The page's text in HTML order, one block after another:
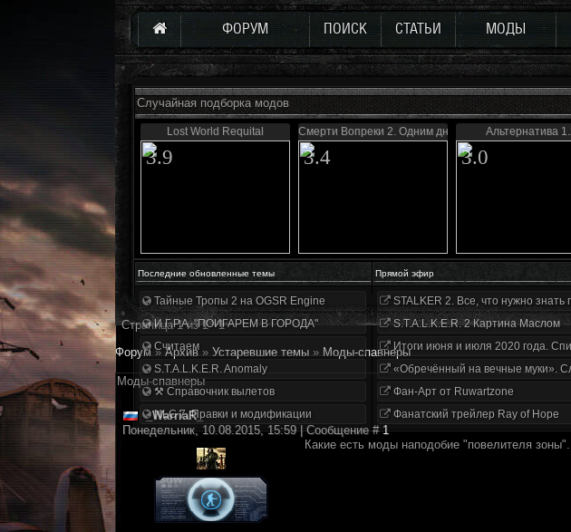
ФОРУМ ПОИСК СТАТЬИ МОДЫ
Случайная подборка модов
Lost World Requital
3.9
Смерти Вопреки 2. Одним днем живу
3.4
Альтернатива
3.0
Последние обновленные темы Прямой эфир
Тайные Тропы 2 на OGSR Engine
И.Г.Р.А. "ПОИГАРЕМ В ГОРОДА"
Считаем
S.T.A.L.K.E.R. Anomaly
⚒ Справочник вылетов
NLC 7. Правки и модификации
STALKER 2. Все, что нужно
S.T.A.L.K.E.R. 2 Картина Маслом
Итоги июня и июля 2020 года.
«Обречённый на вечные муки».
Фан-Арт от Ruwartzone
Фанатский трейлер Ray of Hope
Страница1из1 1
Форум » Архив » Устаревшие темы » Моды-спавнеры
Моды-спавнеры
_WarriaR_
Понедельник, 10.08.2015, 15:59 | Сообщение #1
Какие есть моды наподобие "повелителя